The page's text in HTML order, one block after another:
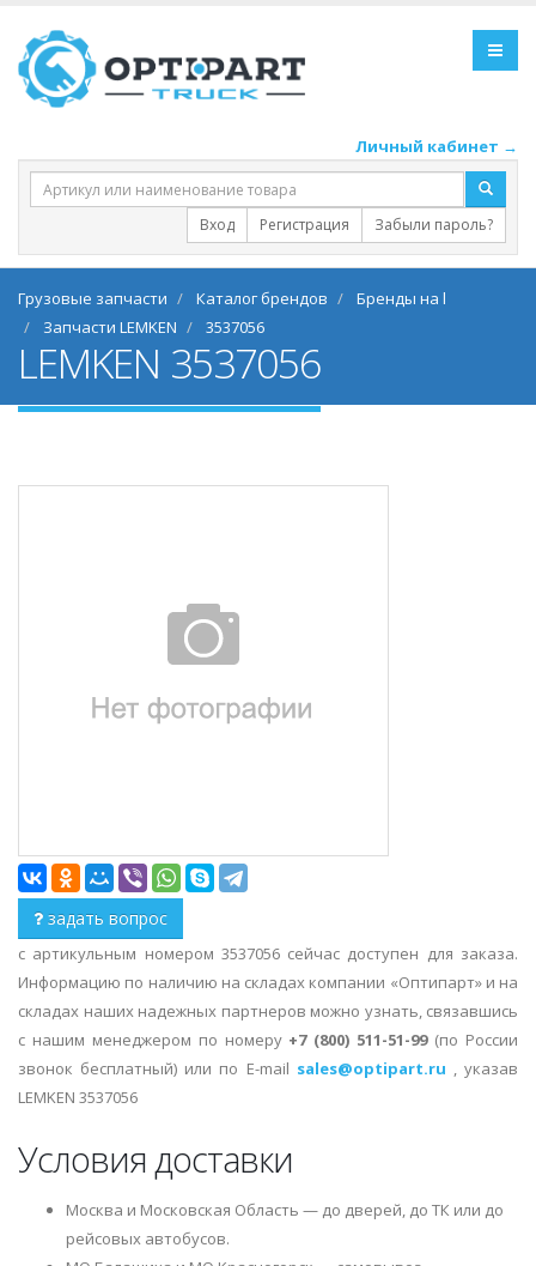
Личный кабинет →
Вход Регистрация Забыли пароль?
Грузовые запчасти Каталог брендов
Бренды на l
Запчасти LEMKEN
3537056
LEMKEN 3537056
задать вопрос
с артикульным номером 3537056 сейчас доступен для заказа.
Информацию по наличию на складах компании «Оптипарт» и на
складах наших надежных партнеров можно узнать, связавшись
с нашим менеджером по номеру +7 (800) 511-51-99(по России
звонок бесплатный) или по E-mail sales@optipart.ru , указав
LEMKEN 3537056
Условия доставки
Москва и Московская Область — до дверей, до ТК или до
рейсовых автобусов.